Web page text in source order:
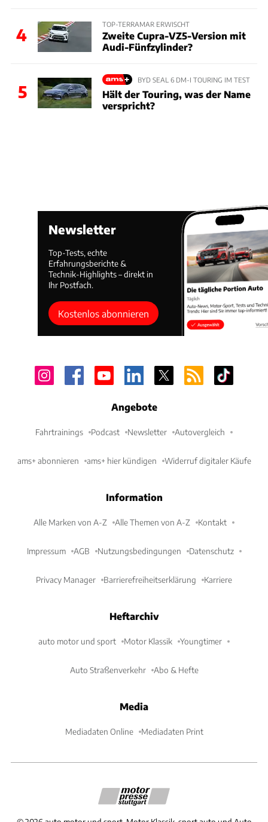
4
TOP-TERRAMAR ERWISCHT
Zweite Cupra-VZ5-Version mit
Audi-Fünfzylinder?
5
BYD SEAL 6 DM-I TOURING IM TEST
Hält der Touring, was der Name
verspricht?
Newsletter
Top-Tests, echte
Erfahrungsberichte &
Technik-Highlights – direkt in
Ihr Postfach.
Kostenlos abonnieren
Angebote
Fahrtrainings Podcast Newsletter Autovergleich
ams+ abonnieren ams+ hier kündigen Widerruf digitaler Käufe
Information
Alle Marken von A-Z Alle Themen von A-Z Kontakt
Impressum AGB Nutzungsbedingungen Datenschutz
Privacy Manager Barrierefreiheitserklärung Karriere
Heftarchiv
auto motor und sport Motor Klassik Youngtimer
Auto Straßenverkehr Abo & Hefte
Media
Mediadaten Online Mediadaten Print